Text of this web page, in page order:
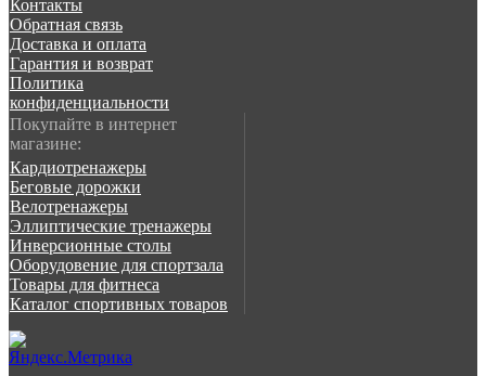
Контакты
Обратная связь
Доставка и оплата
Гарантия и возврат
Политика
конфиденциальности
Покупайте в интернет
магазине:
Кардиотренажеры
Беговые дорожки
Велотренажеры
Эллиптические тренажеры
Инверсионные столы
Оборудовение для спортзала
Товары для фитнеса
Каталог спортивных товаров